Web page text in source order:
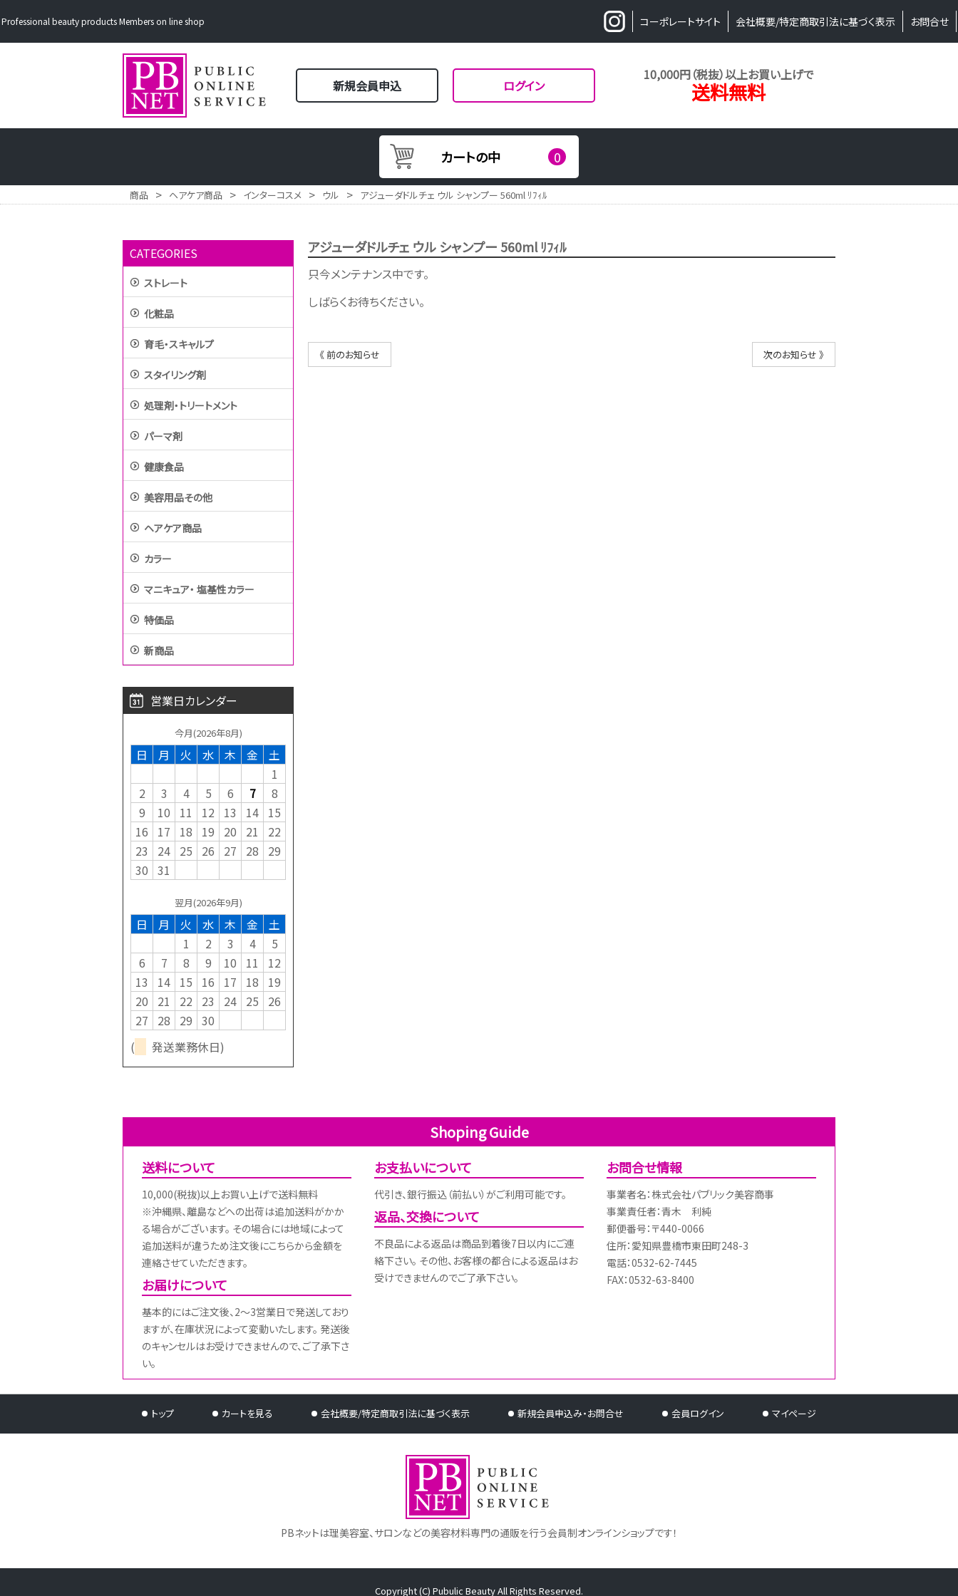
Professional beauty products Members on line shop コーポレートサイト 会社概要/特定商取引法に基づく表示 お問合せ
新規会員申込 ログイン
10,000円（税抜）以上お買い上げで
送料無料
カートの中 0
商品 > ヘアケア商品 > インターコスメ > ウル > アジューダドルチェ ウル シャンプー 560ml ﾘﾌｨﾙ
アジューダドルチェ ウル シャンプー 560ml ﾘﾌｨﾙ
只今メンテナンス中です。
しばらくお待ちください。
《 前のお知らせ 次のお知らせ 》
CATEGORIES
ストレート
化粧品
育毛・スキャルプ
スタイリング剤
処理剤・トリートメント
パーマ剤
健康食品
美容用品その他
ヘアケア商品
カラー
マニキュア・ 塩基性カラー
特価品
新商品
営業日カレンダー
今月(2026年8月)
日 月 火 水 木 金
土
1
2
3 4 5 6 7
8
9
10 11 12 13 14 15
16
17 18 19 20 21
22
23
24 25 26 27 28
29
30 31
翌月(2026年9月)
日 月 火 水 木 金
土
1
2 3 4
5
6
7 8 9 10 11
12
13
14 15 16 17 18
19
20
21 22 23 24 25
26
27
28 29 30
(
発送業務休日)
Shoping Guide
送料について
10,000(税抜)以上お買い上げで送料無料
※沖縄県、離島などへの出荷は追加送料がかか
る場合がございます。 その場合には地域によって
追加送料が違うため注文後にこちらから金額を
連絡させていただきます。
お届けについて
基本的にはご注文後、2～3営業日で発送しており
ますが、在庫状況によって変動いたします。 発送後
のキャンセルはお受けできませんので、ご了承下さ
い。
お支払いについて
代引き、銀行振込（前払い）がご利用可能です。
返品、交換について
不良品による返品は商品到着後7日以内にご連
絡下さい。 その他、お客様の都合による返品はお
受けできませんのでご了承下さい。
お問合せ情報
事業者名：株式会社パブリック美容商事
事業責任者：青木 利純
郵便番号：〒440-0066
住所：愛知県豊橋市東田町248-3
電話：0532-62-7445
FAX：0532-63-8400
トップ カートを見る 会社概要/特定商取引法に基づく表示 新規会員申込み・お問合せ 会員ログイン マイページ
PBネットは理美容室、サロンなどの美容材料専門の通販を行う会員制オンラインショップです！
Copyright (C) Pubulic Beauty All Rights Reserved.